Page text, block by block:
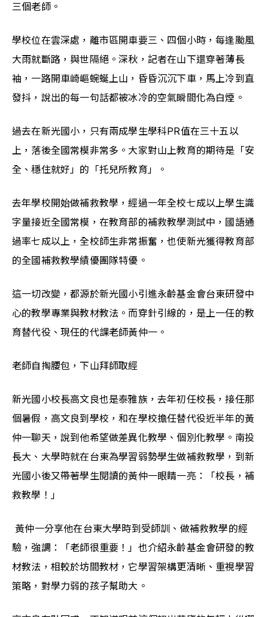
三個老師。
學校位在雲深處，離市區開車要三、四個小時，每逢颱風
大雨就斷路，與世隔絕。深秋，記者在山下還穿著薄長
袖，一路開車崎嶇蜿蜒上山，昏昏沉沉下車，馬上冷到直
發抖，說出的每一句話都被冰冷的空氣瞬間化為白煙。
過去在新光國小，只有兩成學生學科PR值在三十五以
上，落後全國常模非常多。大家對山上教育的期待是「安
全、穩住就好」的「托兒所教育」。
去年學校開始做補救教學，經過一年全校七成以上學生識
字量接近全國常模，在教育部的補救教學測試中，國語通
過率七成以上，全校師生非常振奮，也使新光獲得教育部
的全國補救教學績優團隊特優。
這一切改變，都源於新光國小引進永齡基金會台東研發中
心的教學專業與教材教法。而穿針引線的，是上一任的教
育替代役、現任的代課老師黃仲一。
老師自掏腰包，下山拜師取經
新光國小校長高文良也是泰雅族，去年初任校長，接任那
個暑假，高文良到學校，和在學校擔任替代役近半年的黃
仲一聊天，說到他希望做差異化教學、個別化教學。南投
長大、大學時就在台東為學習弱勢學生做補救教學，到新
光國小後又帶著學生閱讀的黃仲一眼睛一亮：「校長，補
救教學！」
黃仲一分享他在台東大學時到受師訓、做補救教學的經
驗，強調：「老師很重要！」也介紹永齡基金會研發的教
材教法，相較於坊間教材，它學習架構更清晰、重視學習
策略，對學力弱的孩子幫助大。